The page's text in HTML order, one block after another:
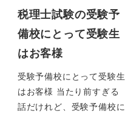
税理士試験の受験予
備校にとって受験生
はお客様
受験予備校にとって受験生
はお客様 当たり前すぎる
話だけれど、受験予備校に